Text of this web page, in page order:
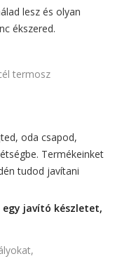
lesz és olyan
ékszered.
termosz
oda csapod,
Termékeinket
tudod javítani
javító készletet,